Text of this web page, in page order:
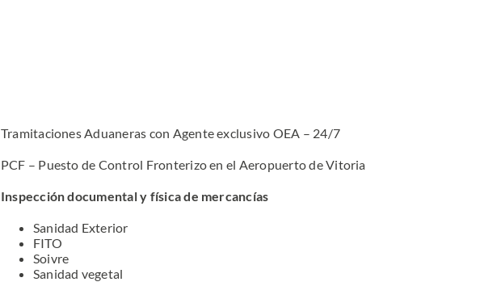
Tramitaciones Aduaneras con Agente exclusivo OEA – 24/7
PCF – Puesto de Control Fronterizo en el Aeropuerto de Vitoria
Inspección documental y física de mercancías
Sanidad Exterior
FITO
Soivre
Sanidad vegetal